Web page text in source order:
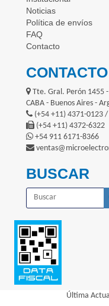
Noticias
Política de envíos
FAQ
Contacto
CONTACTO
Tte. Gral. Perón 1455
CABA - Buenos Aires -
(+54 +11) 4371-0123
(+54 +11) 4372-6322
+54 911 6171-8366
BUSCAR
Última